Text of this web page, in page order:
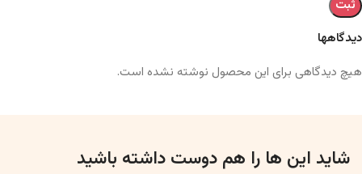
دیدگاهها
هیچ دیدگاهی برای این محصول نوشته نشده است.
شاید این ها را هم دوست داشته باشید